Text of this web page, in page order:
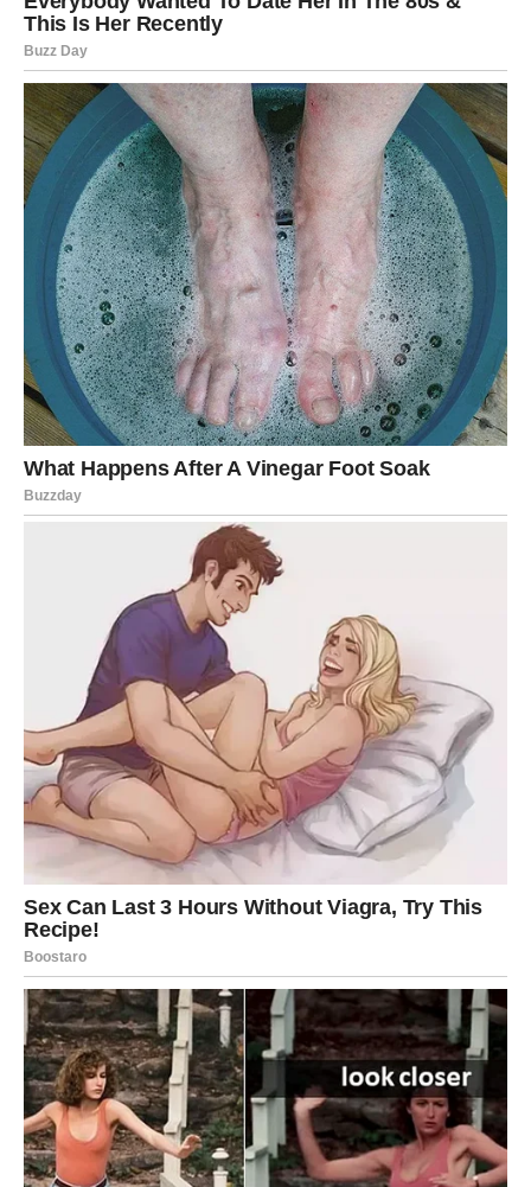
Neki odnosi se poboljšavaju jer drugi konačno shvataju
koliko vredite.
Neki se udaljavaju – ali bez bola, jer znate da ste dali sve
što ste mogli.
ZDRAVLJE I ENERGIJA – Telo
konačno diše
Kako se emotivni teret smanjuje, tako se i telo oporavlja.
Energija se vraća postepeno, ali stabilno.
San, rutina, boravak u prirodi i osećaj sigurnosti imaju
snažan isceljujući efekat.
Jarac sada uči da odmor nije slabost – već nagrada